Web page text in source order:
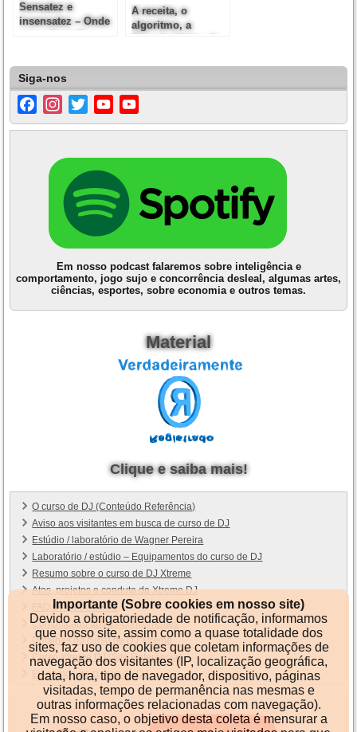
Sensatez e
insensatez – Onde
A receita, o
algoritmo, a
insensatez
Siga-nos
FacebookInstagramTwitterYouTube
Channel
Em nosso podcast falaremos sobre inteligência e
comportamento, jogo sujo e concorrência desleal, algumas artes,
ciências, esportes, sobre economia e outros temas.
Material
Clique e saiba mais!
O curso de DJ (Conteúdo Referência)
Aviso aos visitantes em busca de curso de DJ
Estúdio / laboratório de Wagner Pereira
Laboratório / estúdio – Equipamentos do curso de DJ
Resumo sobre o curso de DJ Xtreme
Atos, projetos e conduta da Xtreme DJ
FAQ do curso de DJ
Comunicado aos ex-concorrentes
Detalhes do curso de DJ Xtreme
Curso Xtreme DJ (Site Referência)
Ex-alunos do cursos de DJ
Importante (Sobre cookies em nosso site)
Devido a obrigatoriedade de notificação, informamos
que nosso site, assim como a quase totalidade dos
sites, faz uso de cookies que coletam informações de
navegação dos visitantes (IP, localização geográfica,
data, hora, tipo de navegador, dispositivo, páginas
visitadas, tempo de permanência nas mesmas e
outras informações relacionadas com navegação).
Em nosso caso, o objetivo desta coleta é mensurar a